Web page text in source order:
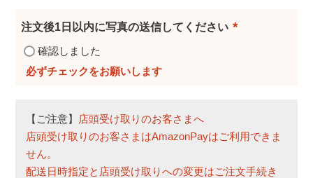
注文後1日以内に写真の送信してください
確認しました
【ご注意】 店頭受け取りのお客さまへ
店頭受け取りのお客さまはAmazonPayはご利用できま
せん。
配送日時指定と店頭受け取りへの変更はご注文手続き